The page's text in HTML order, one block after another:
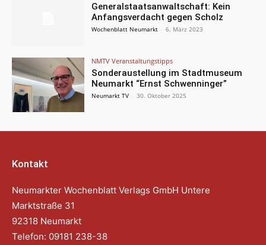
Generalstaatsanwaltschaft: Kein
Anfangsverdacht gegen Scholz
Wochenblatt Neumarkt - 6. März 2023
NMTV Veranstaltungstipps
Sonderaustellung im Stadtmuseum
Neumarkt “Ernst Schwenninger”
Neumarkt TV - 30. Oktober 2025
Kontakt
Neumarkter Wochenblatt Verlags GmbH Untere
Marktstraße 31
92318 Neumarkt
Telefon: 09181 238-38